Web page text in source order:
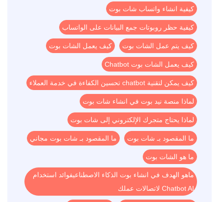
كيفية انشاء واتساب شات بوت
كيفية حظر روبوتات جمع البيانات على الواتساب
كيف يتم عمل الشات بوت كيف يعمل الشات بوت
كيف يعمل الشات بوت Chatbot
كيف يمكن لتقنية chatbot تحسين الكفاءة في خدمة العملاء
لماذا منصة نيد بوت في انشاء شات بوت
لماذا يحتاج متجرك الإلكتروني إلى شات بوت
ما المقصود بـ شات بوت ما المقصود بـ شات بوت مجاني
ما هو الشات بوت
ماهو الهدف في انشاء بوت الذكاء الاصطناعيفوائد استخدام
Chatbot AI لاتصالات عملك